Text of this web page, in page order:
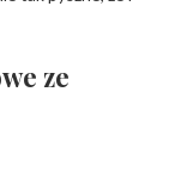
ze